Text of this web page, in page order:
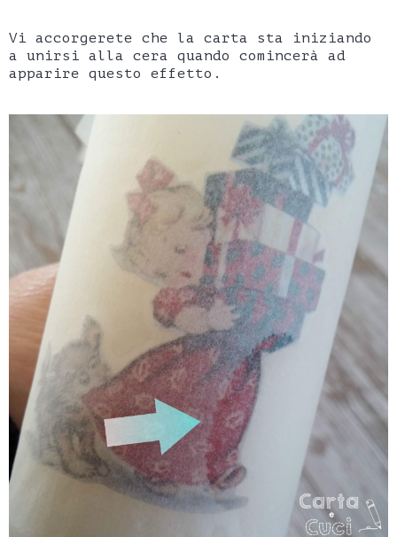
Vi accorgerete che la carta sta iniziando
a unirsi alla cera quando comincerà ad
apparire questo effetto.